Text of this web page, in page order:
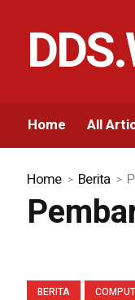
Home All
Home Berita
BERITA